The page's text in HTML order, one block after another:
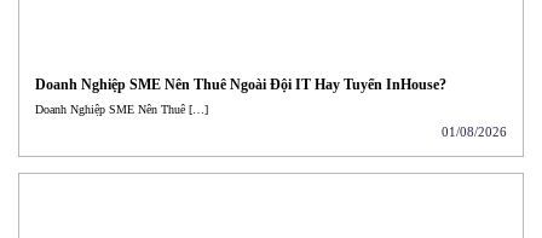
Doanh Nghiệp SME Nên Thuê Ngoài Đội IT Hay Tuyển InHouse?
Doanh Nghiệp SME Nên Thuê […]
01/08/2026